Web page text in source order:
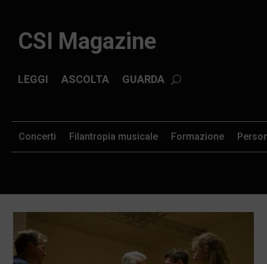
CSI Magazine
ASCOLTA GUARDA
LEGGI
Formazione
Concerti Filantropia musicale